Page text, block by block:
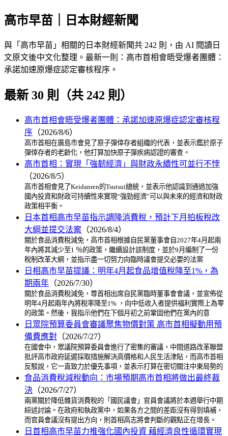
高市早苗｜日本財經新聞
與「高市早苗」相關的日本財經新聞共 242 則，由 AI 閱讀日
文原文後中文化整理。最新一則：高市首相會晤受爆者團體：
承諾加速原爆症認定審核程序。
最新 30 則（共 242 則）
高市首相會晤受爆者團體：承諾加速原爆症認定審核程
序 （2026/8/6）
高市首相在廣島市會見了原子彈倖存者組織的代表，並表示鑑於原子
彈倖存者的老齡化，他打算加快原子彈疾病認證的審查。
高市首相：實現「強韌經濟」與財政永續性可並行不悖
（2026/8/5）
高市首相會見了Keidanren的Tsutsui總統，並表示他認識到通過加強
國內投資和財政可持續性來實現“強勁經濟”可以與未來的經濟和財政
政策相平衡。
日本首相高市早苗指示調降消費稅，預計下月拍板稅改
大綱並提交法案 （2026/8/4）
關於食品消費稅減免，高市首相根據自民黨董事會自2027年4月起兩
年內將其減少至1 ％的政策，繼續設計該制度，並於9月編制了一份
稅制改革大綱，並指示盡一切努力向臨時議會提交必要的法案
日相高市早苗提議：明年4月起食品增值稅降至1%，為
期兩年 （2026/7/30）
關於食品消費稅減免，尊首相出席自民黨臨時董事會會議，並宣佈從
明年4月起兩年內將稅率降至1% ，向中低收入者提供福利實際上為零
的政策。然後，我指示他們在下個月初之前鞏固他們在黨內的意
日眾院預算委員會審議聚焦物價對策 高市首相擬動用預
備費應對 （2026/7/27）
在國會中，眾議院預算委員會進行了密集的審議，中間道路改革聯盟
批評高市政府延遲採取措施解決高價格和人民生活津貼，而高市首相
反駁說，它一直致力於優先事項，並表示打算在密切關注中東局勢的
食品消費稅減稅動向：市場預期高市首相將做出最終裁
決 （2026/7/27）
兩黨關於降低雜貨消費稅的「國民議會」官員會議將於本週舉行中期
綜述討論。在政府和執政黨中，如果各方之間的差距沒有得到填補，
而官員會議沒有提出方向，則首相高志將會判斷的觀點正在增長。
日首相高市早苗力推強化國內投資 藉經濟良性循環實現